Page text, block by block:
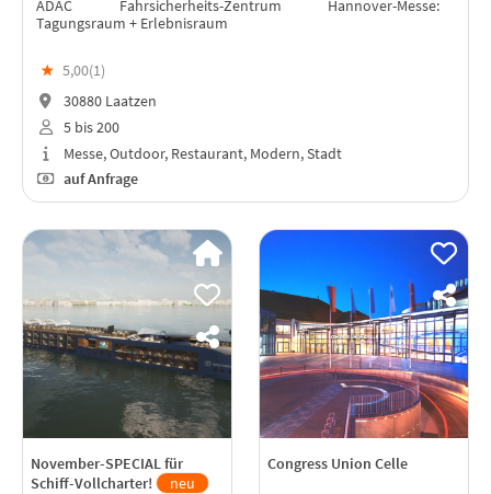
ADAC Fahrsicherheits-Zentrum Hannover-Messe:
Tagungsraum + Erlebnisraum
★ 5,00(1)
30880 Laatzen
5 bis 200
Messe, Outdoor, Restaurant, Modern, Stadt
auf Anfrage
November-SPECIAL für
Schiff-Vollcharter!
neu
Congress Union Celle